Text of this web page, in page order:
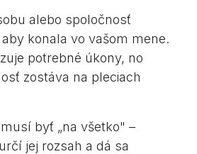
alebo spoločnosť
konala vo vašom mene.
potrebné úkony, no
zostáva na pleciach
byť „na všetko" –
jej rozsah a dá sa